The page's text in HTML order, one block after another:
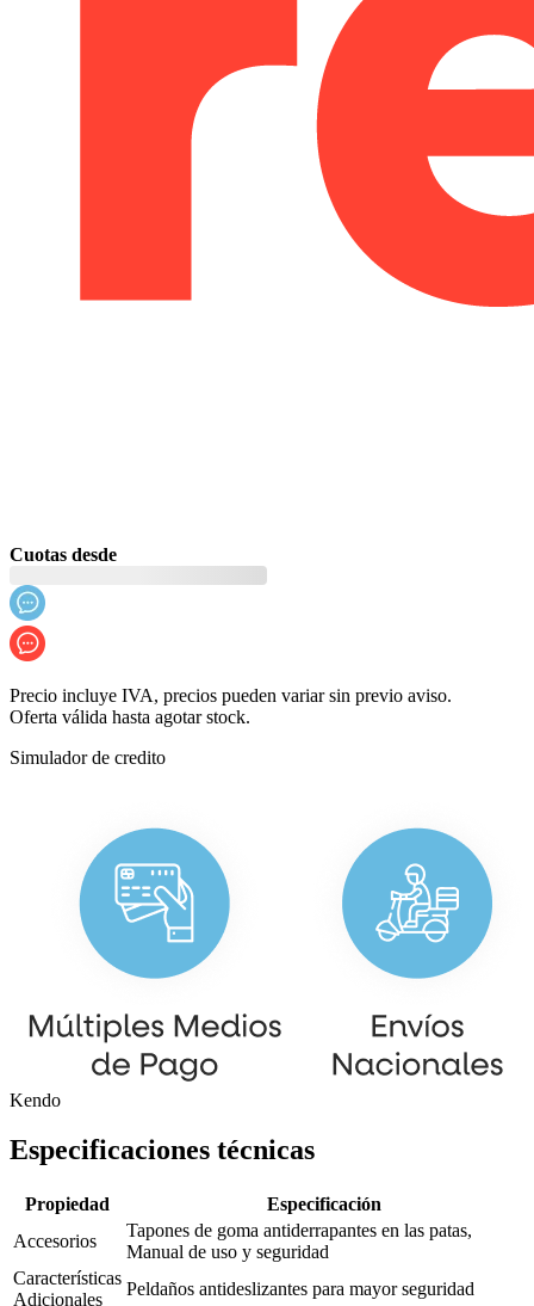
Cuotas desde
Precio incluye IVA, precios pueden variar sin previo aviso.
Oferta válida hasta agotar stock.
Simulador de credito
Kendo
Especificaciones técnicas
Propiedad
Especificación
Accesorios
Tapones de goma antiderrapantes en las patas,
Manual de uso y seguridad
Características
Adicionales
Peldaños antideslizantes para mayor seguridad